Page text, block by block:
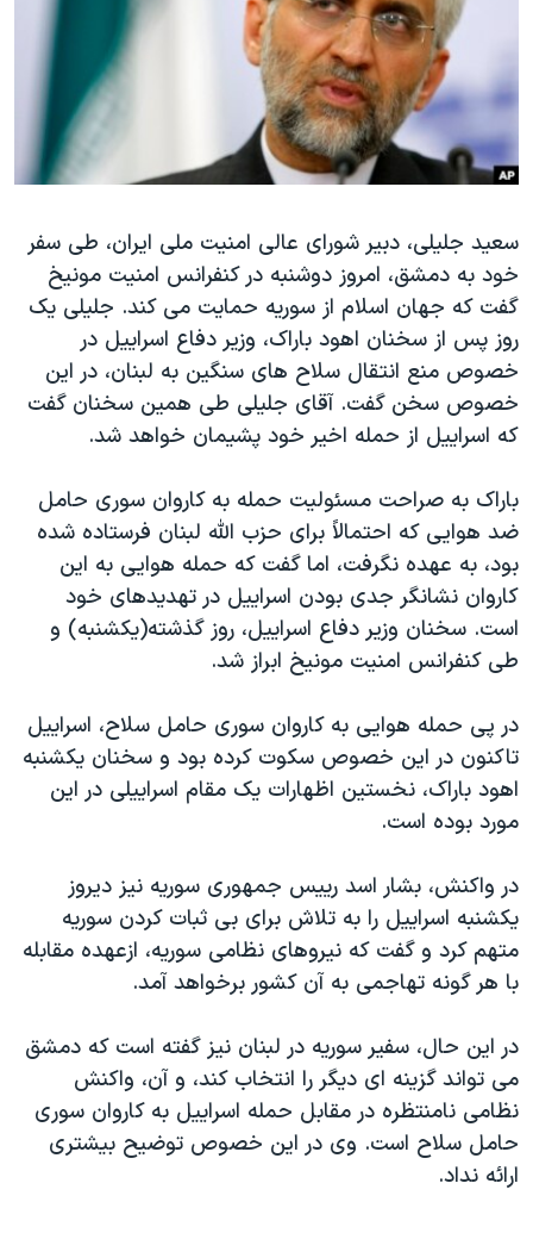
فرهنگ و زندگی
حقوق شهروندی
اقتصادی
علم و فناوری
گالری عکس
آرشیو پخش زنده
مستندها
انتخابات ریاست جمهوری آمریکا ۲۰۲۴
حمله جمهوری اسلامی به اسرائیل
رمز مهسا
اعتراضات زن، زندگی، آزادی
مجموعه مستندهای دادخواهی
تریبونال مردمی آبان ۹۸
دادگاه حمید نوری
چهل سال گروگان‌گیری
قانون شفافیت دارائی کادر رهبری ایران
اعتراضات مردمی آبان ۹۸
اسرائیل در جنگ
نرگس محمدی برنده جایزه نوبل صلح
همایش محافظه‌کاران آمریکا «سی‌پک»
صفحه‌های ویژه
دنبال کنید
زبانهای مختلف
سعید جلیلی، دبیر شورای عالی امنیت ملی ایران،‌ طی سفر
خود به دمشق، امروز دوشنبه در کنفرانس امنیت مونیخ
گفت که جهان اسلام از سوریه حمایت می کند. جلیلی یک
روز پس از سخنان اهود باراک، وزیر دفاع اسراییل در
خصوص منع انتقال سلاح های سنگین به لبنان، در این
خصوص سخن گفت. آقای جلیلی طی همین سخنان گفت
که اسراییل از حمله اخیر خود پشیمان خواهد شد.
باراک به صراحت مسئولیت حمله به کاروان سوری حامل
ضد هوایی که احتمالاً برای حزب الله لبنان فرستاده شده
بود، به عهده نگرفت، اما گفت که حمله هوایی به این
کاروان نشانگر جدی بودن اسراییل در تهدیدهای خود
است. سخنان وزیر دفاع اسراییل، روز گذشته(یکشنبه) و
طی کنفرانس امنیت مونیخ ابراز شد.
در پی حمله هوایی به کاروان سوری حامل سلاح، اسراییل
تاکنون در این خصوص سکوت کرده بود و سخنان یکشنبه
اهود باراک، نخستین اظهارات یک مقام اسراییلی در این
مورد بوده است.
در واکنش، بشار اسد رییس جمهوری سوریه نیز دیروز
یکشنبه اسراییل را به تلاش برای بی ثبات کردن سوریه
متهم کرد و گفت که نیروهای نظامی سوریه، ازعهده مقابله
با هر گونه تهاجمی به آن کشور برخواهد آمد.
در این حال، سفیر سوریه در لبنان نیز گفته است که دمشق
می تواند گزینه ای دیگر را انتخاب کند، و آن، واکنش
نظامی نامنتظره در مقابل حمله اسراییل به کاروان سوری
حامل سلاح است. وی در این خصوص توضیح بیشتری
ارائه نداد.